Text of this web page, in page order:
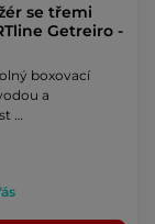
se třemi
Getreiro -
boxovací
a
…